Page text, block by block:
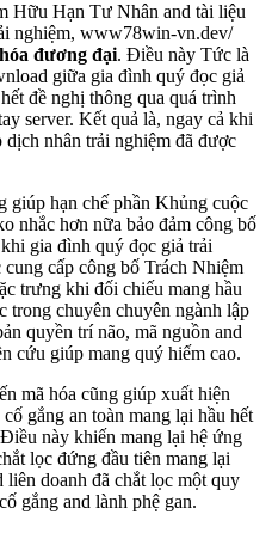
Hữu Hạn Tư Nhân and tài liệu
nghiệm, www78win-vn.dev/
đương đại. Điều này Tức là
giữa gia đình quý đọc giả
đề nghị thông qua quá trình
server. Kết quả là, ngay cả khi
nhân trải nghiệm đã được
giúp hạn chế phần Khủng cuộc
nhắc hơn nữa bảo đảm công bố
gia đình quý đọc giả trải
cấp công bố Trách Nhiệm
trưng khi đối chiếu mang hầu
trong chuyên chuyên ngành lập
quyền trí não, mã nguồn and
cứu giúp mang quý hiếm cao.
mã hóa cũng giúp xuất hiện
gắng an toàn mang lại hầu hết
này khiến mang lại hệ ứng
lọc đứng đầu tiên mang lại
doanh đã chắt lọc một quy
gắng and lành phệ gan.